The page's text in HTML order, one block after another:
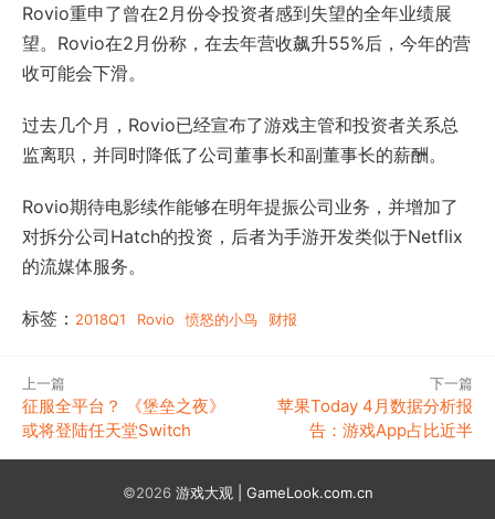
Rovio重申了曾在2月份令投资者感到失望的全年业绩展
望。Rovio在2月份称，在去年营收飙升55%后，今年的营
收可能会下滑。
过去几个月，Rovio已经宣布了游戏主管和投资者关系总
监离职，并同时降低了公司董事长和副董事长的薪酬。
Rovio期待电影续作能够在明年提振公司业务，并增加了
对拆分公司Hatch的投资，后者为手游开发类似于Netflix
的流媒体服务。
标签： 2018Q1 Rovio 愤怒的小鸟 财报
上一篇
征服全平台？ 《堡垒之夜》
或将登陆任天堂Switch
下一篇
苹果Today 4月数据分析报
告：游戏App占比近半
©2026 游戏大观 | GameLook.com.cn